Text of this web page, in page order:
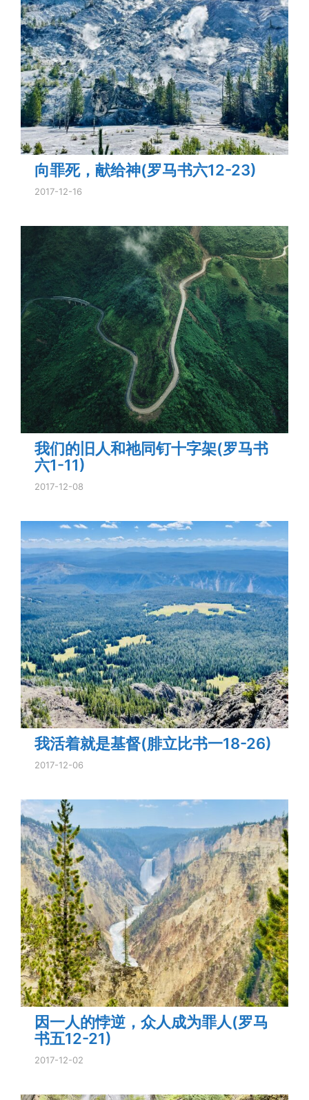
向罪死，献给神(罗马书六12-23)
2017-12-16
我们的旧人和祂同钉十字架(罗马书
六1-11)
2017-12-08
我活着就是基督(腓立比书一18-26)
2017-12-06
因一人的悖逆，众人成为罪人(罗马
书五12-21)
2017-12-02